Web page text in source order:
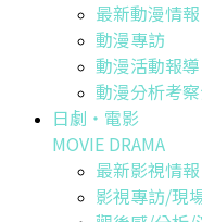
最新動漫情報
動漫專訪
動漫活動報導
動漫分析考
日劇・電影
MOVIE DRAMA
最新影視情報
影視專訪/現